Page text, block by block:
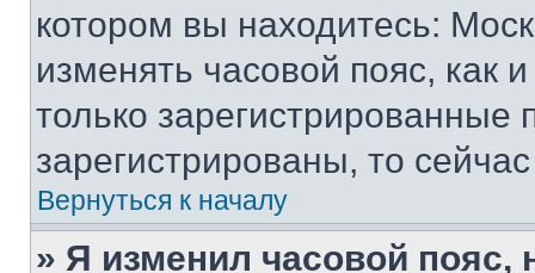
котором вы находитесь:
изменять часовой пояс, как
только
зарегистрированы, то
Вернуться к началу
» Я изменил часовой пояс,